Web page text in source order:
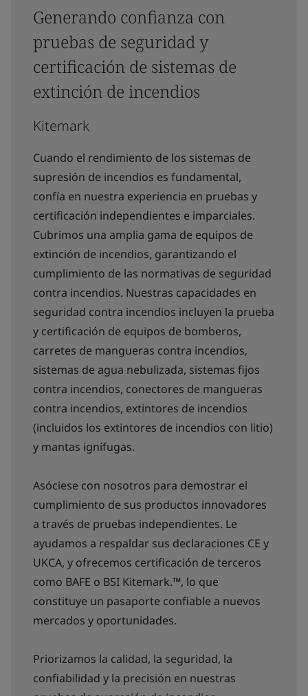
Generando confianza con
pruebas de seguridad y
certificación de sistemas de
extinción de incendios
Kitemark
Cuando el rendimiento de los sistemas de
supresión de incendios es fundamental,
confía en nuestra experiencia en pruebas y
certificación independientes e imparciales.
Cubrimos una amplia gama de equipos de
extinción de incendios, garantizando el
cumplimiento de las normativas de seguridad
contra incendios. Nuestras capacidades en
seguridad contra incendios incluyen la prueba
y certificación de equipos de bomberos,
carretes de mangueras contra incendios,
sistemas de agua nebulizada, sistemas fijos
contra incendios, conectores de mangueras
contra incendios, extintores de incendios
(incluidos los extintores de incendios con litio)
y mantas ignífugas.
Asóciese con nosotros para demostrar el
cumplimiento de sus productos innovadores
a través de pruebas independientes. Le
ayudamos a respaldar sus declaraciones CE y
UKCA, y ofrecemos certificación de terceros
como BAFE o BSI Kitemark.™, lo que
constituye un pasaporte confiable a nuevos
mercados y oportunidades.
Priorizamos la calidad, la seguridad, la
confiabilidad y la precisión en nuestras